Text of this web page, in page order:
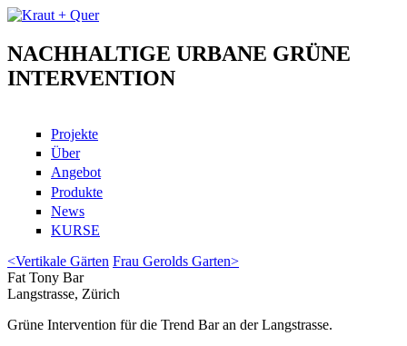
Skip to main content
Kraut + Quer
NACHHALTIGE URBANE GRÜNE
INTERVENTION
Projekte
Über
Angebot
Produkte
News
KURSE
<Vertikale Gärten Frau Gerolds Garten>
Fat Tony Bar
Langstrasse, Zürich
Grüne Intervention für die Trend Bar an der Langstrasse.